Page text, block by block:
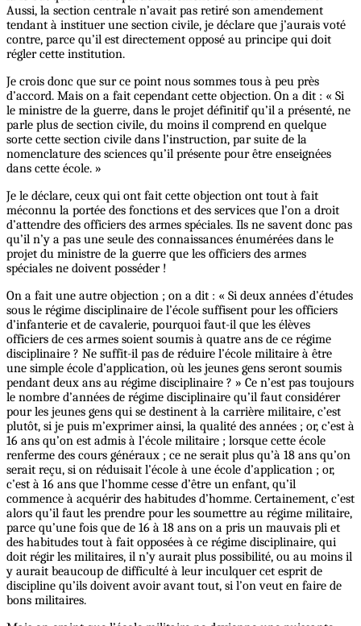
Aussi, la section centrale n’avait pas retiré son amendement
tendant à instituer une section civile, je déclare que j’aurais voté
contre, parce qu’il est directement opposé au principe qui doit
régler cette institution.
Je crois donc que sur ce point nous sommes tous à peu près
d’accord. Mais on a fait cependant cette objection. On a dit : « Si
le ministre de la guerre, dans le projet définitif qu’il a présenté, ne
parle plus de section civile, du moins il comprend en quelque
sorte cette section civile dans l’instruction, par suite de la
nomenclature des sciences qu’il présente pour être enseignées
dans cette école. »
Je le déclare, ceux qui ont fait cette objection ont tout à fait
méconnu la portée des fonctions et des services que l’on a droit
d’attendre des officiers des armes spéciales. Ils ne savent donc pas
qu’il n’y a pas une seule des connaissances énumérées dans le
projet du ministre de la guerre que les officiers des armes
spéciales ne doivent posséder !
On a fait une autre objection ; on a dit : « Si deux années d’études
sous le régime disciplinaire de l’école suffisent pour les officiers
d’infanterie et de cavalerie, pourquoi faut-il que les élèves
officiers de ces armes soient soumis à quatre ans de ce régime
disciplinaire ? Ne suffit-il pas de réduire l’école militaire à être
une simple école d’application, où les jeunes gens seront soumis
pendant deux ans au régime disciplinaire ? » Ce n’est pas toujours
le nombre d’années de régime disciplinaire qu’il faut considérer
pour les jeunes gens qui se destinent à la carrière militaire, c’est
plutôt, si je puis m’exprimer ainsi, la qualité des années ; or, c’est à
16 ans qu’on est admis à l’école militaire ; lorsque cette école
renferme des cours généraux ; ce ne serait plus qu’à 18 ans qu’on
serait reçu, si on réduisait l’école à une école d’application ; or,
c’est à 16 ans que l’homme cesse d’être un enfant, qu’il
commence à acquérir des habitudes d’homme. Certainement, c’est
alors qu’il faut les prendre pour les soumettre au régime militaire,
parce qu’une fois que de 16 à 18 ans on a pris un mauvais pli et
des habitudes tout à fait opposées à ce régime disciplinaire, qui
doit régir les militaires, il n’y aurait plus possibilité, ou au moins il
y aurait beaucoup de difficulté à leur inculquer cet esprit de
discipline qu’ils doivent avoir avant tout, si l’on veut en faire de
bons militaires.